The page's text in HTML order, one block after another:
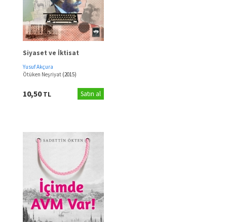
Siyaset ve İktisat
Yusuf Akçura
Ötüken Neşriyat (2015)
10,50TL Satın al